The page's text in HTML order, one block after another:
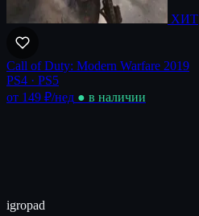
ХИТ
Call of Duty: Modern Warfare 2019
PS4 · PS5
от 149 ₽/нед ● в наличии
igropad